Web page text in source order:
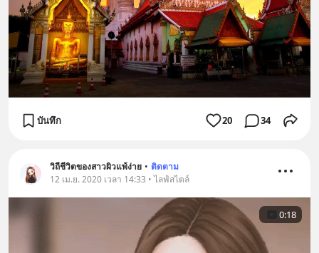
บันทึก 20 34
วิถีชีวิตของสาวผิวแพ้ง่าย • ติดตาม
12 เม.ย. 2020 เวลา 14:33 • ไลฟ์สไตล์
0:18